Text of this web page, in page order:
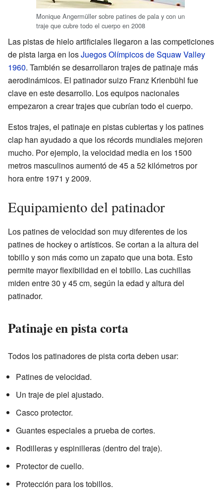
Monique Angermüller sobre patines de pala y con un
traje que cubre todo el cuerpo en 2008
Las pistas de hielo artificiales llegaron a las competiciones
de pista larga en losJuegos Olímpicos de Squaw Valley
1960. También se desarrollaron trajes de patinaje más
aerodinámicos. El patinador suizo Franz Krienbühl fue
clave en este desarrollo. Los equipos nacionales
empezaron a crear trajes que cubrían todo el cuerpo.
Estos trajes, el patinaje en pistas cubiertas y los patines
clap han ayudado a que los récords mundiales mejoren
mucho. Por ejemplo, la velocidad media en los 1500
metros masculinos aumentó de 45 a 52 kilómetros por
hora entre 1971 y 2009.
Equipamiento del patinador
Los patines de velocidad son muy diferentes de los
patines de hockey o artísticos. Se cortan a la altura del
tobillo y son más como un zapato que una bota. Esto
permite mayor flexibilidad en el tobillo. Las cuchillas
miden entre 30 y 45 cm, según la edad y altura del
patinador.
Patinaje en pista corta
Todos los patinadores de pista corta deben usar:
Patines de velocidad.
Un traje de piel ajustado.
Casco protector.
Guantes especiales a prueba de cortes.
Rodilleras y espinilleras (dentro del traje).
Protector de cuello.
Protección para los tobillos.